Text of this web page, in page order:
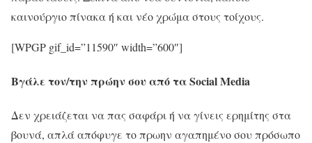
καινούργιο πίνακα ή και νέο χρώμα στους τοίχους.
[WPGP gif_id=”11590″ width=”600″]
Βγάλε τον/την πρώην σου από τα Social Media
Δεν χρειάζεται να πας σαφάρι ή να γίνεις ερημίτης στα
βουνά, απλά απόφυγε το πρωην αγαπημένο σου πρόσωπο